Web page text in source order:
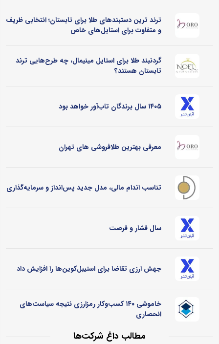
ترند ترین دستبندهای طلا برای تابستان؛ انتخابی ظریف
و متفاوت برای استایل‌های خاص
گردنبند طلا برای استایل مینیمال، چه طرح‌هایی ترند
تابستان هستند؟
۱۴۰۵ سال برندگان تاب‌آور خواهد بود
معرفی بهترین طلافروشی های تهران
تناسب اندام مالی، مدل جدید پس‌انداز و سرمایه‌گذاری
سال فشار و فرصت
جهش ارزی تقاضا برای استیبل‌کوین‌ها را افزایش داد
خاموشی ۱۴۰ کسب‌وکار رمزارزی نتیجه سیاست‌های
انحصاری
مطالب داغ شرکت‌ها